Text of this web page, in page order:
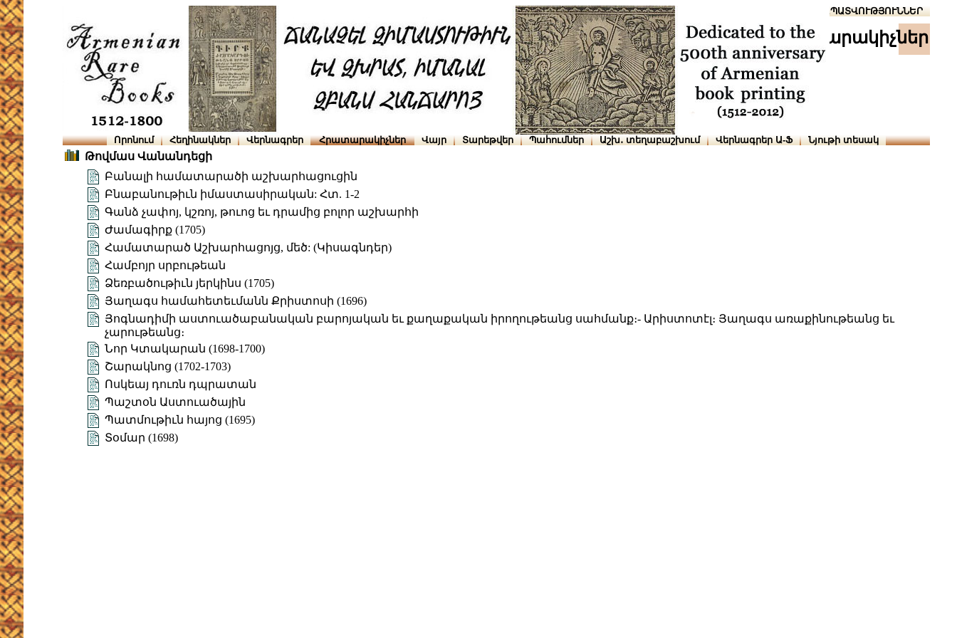
ՆԱԽԱՊԱՏՎՈՒԹՅՈՒՆՆԵՐ
հրատարակիչներ
Որոնում Հեղինակներ Վերնագրեր Հրատարակիչներ Վայր Տարեթվեր Պահումներ Աշխ․ տեղաբաշխում Վերնագրեր Ա-Ֆ Նյութի տեսակ
Թովմաս Վանանդեցի
Բանալի համատարածի աշխարհացուցին
Բնաբանութիւն իմաստասիրական: Հտ. 1-2
Գանձ չափոյ, կշռոյ, թուոց եւ դրամից բոլոր աշխարհի
Ժամագիրք (1705)
Համատարած Աշխարհացոյց, մեծ: (Կիսագնդեր)
Համբոյր սրբութեան
Ձեռբածութիւն յերկինս (1705)
Յաղագս համահետեւմանն Քրիստոսի (1696)
Յոգնադիմի աստուածաբանական բարոյական եւ քաղաքական իրողութեանց սահմանք։- Արիստոտէլ։ Յաղագս առաքինութեանց եւ
չարութեանց։
Նոր Կտակարան (1698-1700)
Շարակնոց (1702-1703)
Ոսկեայ դուռն դպրատան
Պաշտօն Աստուածային
Պատմութիւն հայոց (1695)
Տօմար (1698)